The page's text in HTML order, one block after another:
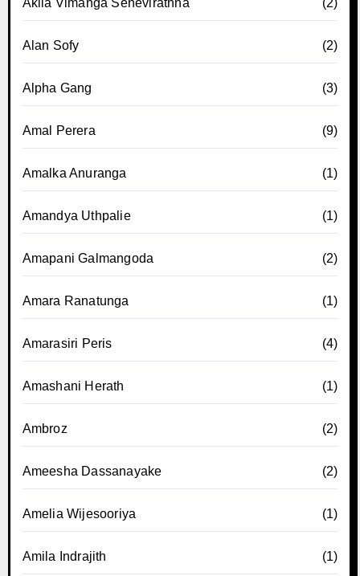
Akila Vimanga Senevirathna (2)
Alan Sofy (2)
Alpha Gang (3)
Amal Perera (9)
Amalka Anuranga (1)
Amandya Uthpalie (1)
Amapani Galmangoda (2)
Amara Ranatunga (1)
Amarasiri Peris (4)
Amashani Herath (1)
Ambroz (2)
Ameesha Dassanayake (2)
Amelia Wijesooriya (1)
Amila Indrajith (1)